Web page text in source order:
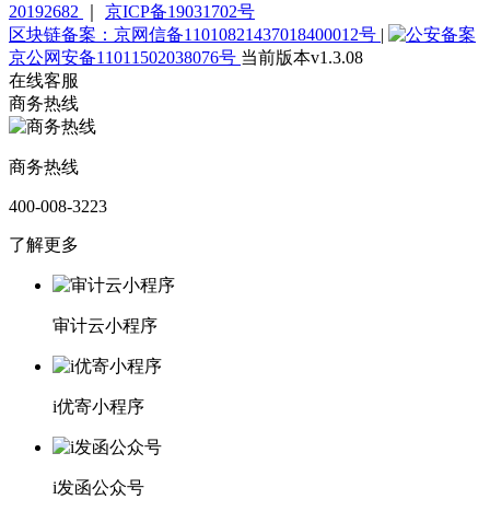
20192682
京ICP备19031702号
区块链备案：京网信备11010821437018400012号 |
京公网安备11011502038076号 当前版本v1.3.08
在线客服
商务热线
商务热线
400-008-3223
了解更多
审计云小程序
i优寄小程序
i发函公众号